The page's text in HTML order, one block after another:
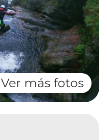
Ver más fotos